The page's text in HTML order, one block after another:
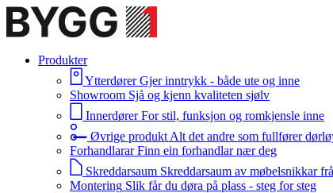
Produkter
Ytterdører Gjer inntrykk - både ute og inne
Showroom Sjå og kjenn kvaliteten sjølv
Innerdører For stil, funksjon og romkjensle inne
Øvrige produkt Alt det andre som fullfører
Forhandlarar Finn ein forhandlar nær deg
Skreddarsaum Skreddarsaum av møbelsnikkar
Montering Slik får du døra på plass - steg for steg